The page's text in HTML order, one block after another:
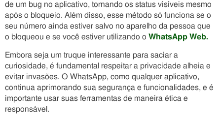
de um bug no aplicativo, tornando os status visíveis mesmo
após o bloqueio. Além disso, esse método só funciona se o
seu número ainda estiver salvo no aparelho da pessoa que
o bloqueou e se você estiver utilizando o WhatsApp Web.
Embora seja um truque interessante para saciar a
curiosidade, é fundamental respeitar a privacidade alheia e
evitar invasões. O WhatsApp, como qualquer aplicativo,
continua aprimorando sua segurança e funcionalidades, e é
importante usar suas ferramentas de maneira ética e
responsável.